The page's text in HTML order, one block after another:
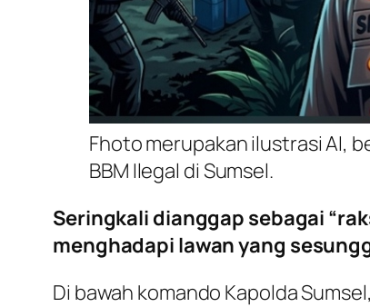
Fhoto merupakan ilustrasi AI,
BBM Ilegal di Sumsel.
Seringkali dianggap sebagai
menghadapi lawan yang
Di bawah komando Kapolda